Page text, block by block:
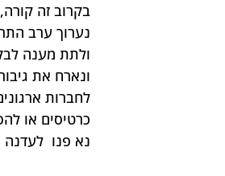
בקרוב זה
נערוך ערב
ולתת מענה
ונארח את
כרטיסים או
נא פנו  לעדנה 052-426-4161 רכזת פרוייקט מכירת הכרטיסים בווטסאפ או במייל